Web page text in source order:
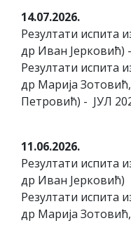
14.07.2026.
Резултати испита
др Иван Јерковић)
Резултати испита
др Марија
Петровић) - ЈУЛ
11.06.2026.
Резултати испита
др Иван Јерковић)
Резултати испита
др Марија